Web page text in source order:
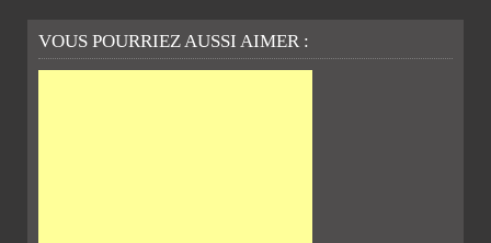
VOUS POURRIEZ AUSSI AIMER :